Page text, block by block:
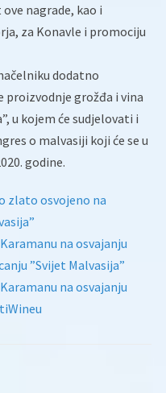
nagrade, kao i
za Konavle i promociju
dodatno
grožđa i vina
u kojem će sudjelovati i
o malvasiji koji će se u
godine.
zlato osvojeno na
na osvajanju
”Svijet Malvasija”
na osvajanju